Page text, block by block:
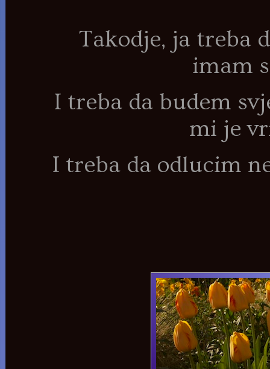
Takodje, ja treba
imam
I treba da budem
mi je
I treba da odlucim